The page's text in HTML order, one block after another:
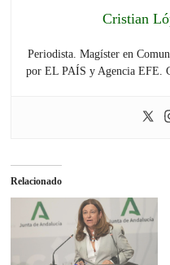
Cristian
Periodista. Magíster en
por EL PAÍS y Agencia EFE.
Relacionado